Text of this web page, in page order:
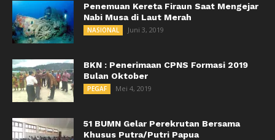
Penemuan Kereta Firaun Saat Mengejar
Nabi Musa di Laut Merah
NASIONAL Juni 3, 2019
BKN : Penerimaan CPNS Formasi 2019
Bulan Oktober
PEGAF Mei 4, 2019
51 BUMN Gelar Perekrutan Bersama
Khusus Putra/Putri Papua